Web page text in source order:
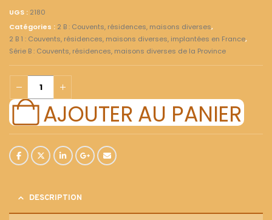
UGS : 2180
Catégories : 2 B : Couvents, résidences, maisons diverses,
2 B 1 : Couvents, résidences, maisons diverses, implantées en France,
Série B : Couvents, résidences, maisons diverses de la Province
AJOUTER AU PANIER
DESCRIPTION